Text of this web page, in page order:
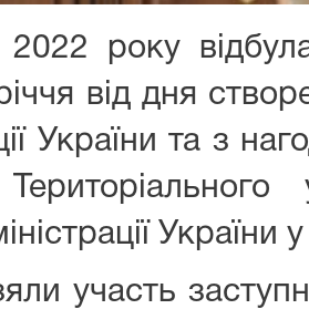
року
від дня
України та з
України
участь